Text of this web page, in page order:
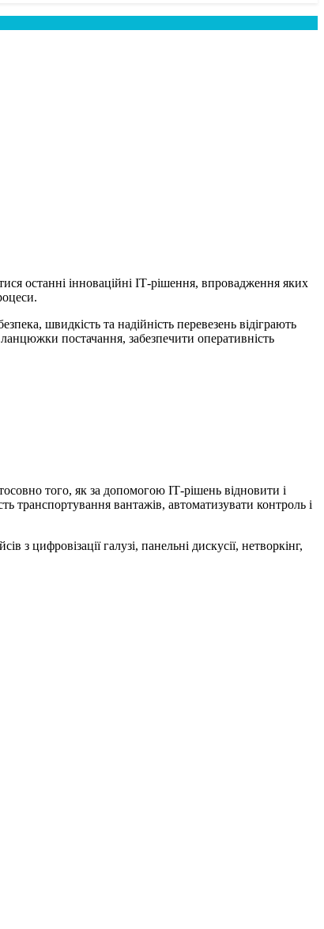
останні інноваційні ІТ-рішення, впровадження яких
швидкість та надійність перевезень відіграють
постачання, забезпечити оперативність
того, як за допомогою ІТ-рішень відновити і
транспортування вантажів, автоматизувати контроль і
цифровізації галузі, панельні дискусії, нетворкінг,